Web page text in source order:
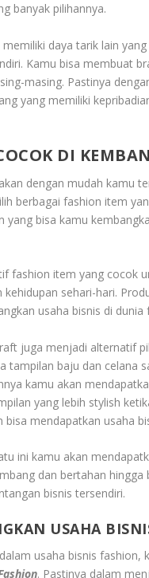
banyak pilihannya.
daya tarik lain
Kamu bisa membuat
masing. Pastinya
yang memiliki
DI
akan dengan mudah kamu
berbagai fashion item
bisa kamu
fashion item yang cocok
sehari-hari.
usaha bisnis di dunia
juga menjadi alternatif
tampilan baju dan celana
kamu akan
yang lebih stylish
mendapatkan usaha
ini kamu akan
dan bertahan
bisnis tersendiri.
USAHA
usaha bisnis
. Pastinya dalam